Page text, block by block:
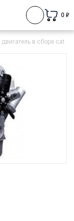
0 ₽
двигатель в сборе cat